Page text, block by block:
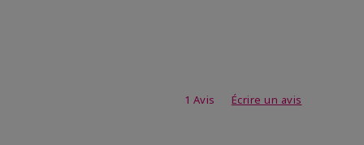
1 Avis Écrire un avis